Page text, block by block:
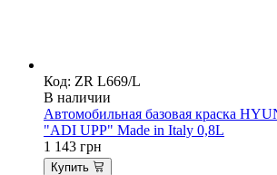
Код: ZR L669/L
В наличии
Автомобильная базовая краска
"ADI UPP" Made in Italy 0,8L
1 143 грн
Купить